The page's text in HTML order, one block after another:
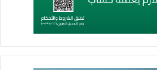
لمضاعفة انتاجيته، خاصة
محليًا، ويغطي حِصة كبيرة من